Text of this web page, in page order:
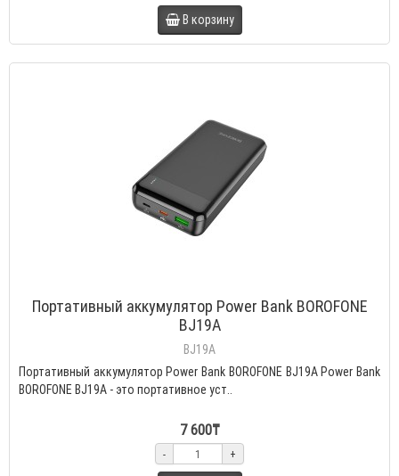
В корзину
Портативный аккумулятор Power Bank BOROFONE
BJ19A
BJ19A
Портативный аккумулятор Power Bank BOROFONE BJ19A Power Bank
BOROFONE BJ19A - это портативное уст..
7 600₸
- +